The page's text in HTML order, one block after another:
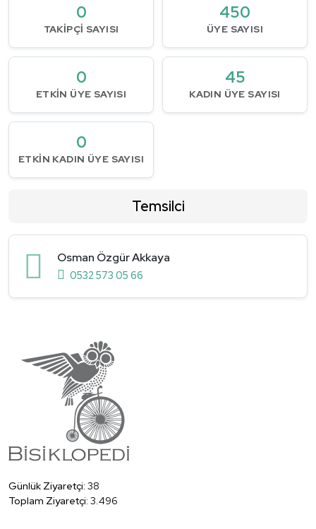
0
TAKIPÇI SAYISI
450
ÜYE SAYISI
0
ETKIN ÜYE SAYISI
45
KADIN ÜYE SAYISI
0
ETKIN KADIN ÜYE SAYISI
Temsilci
Osman Özgür Akkaya
0532 573 05 66
Günlük Ziyaretçi: 38
Toplam Ziyaretçi: 3.496